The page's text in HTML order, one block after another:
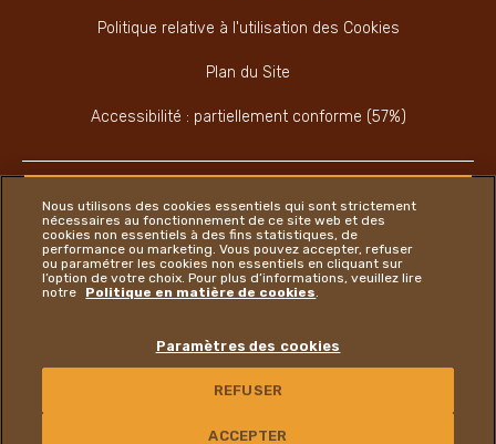
NOUS CONTACTER
Politique relative à l'utilisation des Cookies
Plan du Site
Accessibilité : partiellement conforme (57%)
Instagram
LinkedIn
Twitter
Nous utilisons des cookies essentiels qui sont strictement
nécessaires au fonctionnement de ce site web et des
cookies non essentiels à des fins statistiques, de
performance ou marketing. Vous pouvez accepter, refuser
ou paramétrer les cookies non essentiels en cliquant sur
l’option de votre choix. Pour plus d’informations, veuillez lire
notre
Politique en matière de cookies.
Paramètres des cookies
REFUSER
ACCEPTER